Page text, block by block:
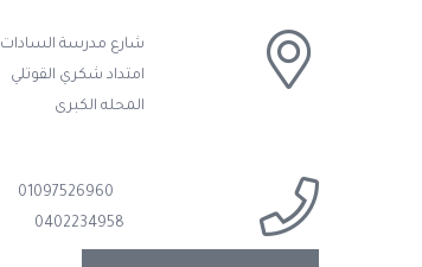
شارع مدرسة السادات
امتداد شكري القوتلي
المحله الكبرى
01097526960
0402234958